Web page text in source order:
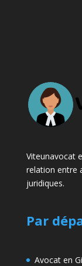
Viteunavocat
relation entre
juridiques.
Par
Avocat en